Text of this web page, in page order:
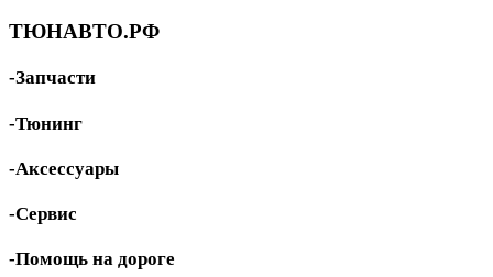
ТЮНАВТО.РФ
-Запчасти
-Тюнинг
-Аксессуары
-Сервис
-Помощь на дороге